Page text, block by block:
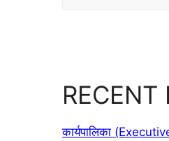
RECENT
कार्यपालिका